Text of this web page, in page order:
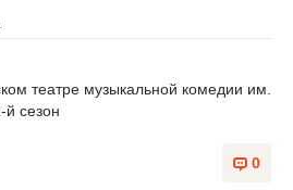
театре музыкальной комедии им.
сезон
0